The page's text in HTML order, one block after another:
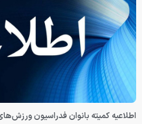
اطلاعیه کمیته بانوان فدراسیون